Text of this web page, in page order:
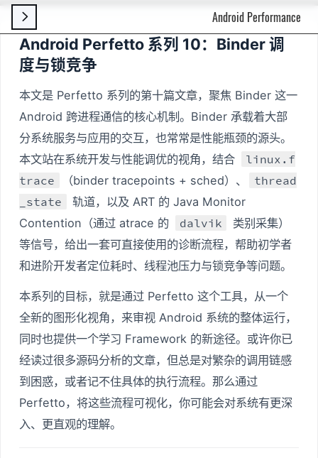
 Android Performance
Android Perfetto 系列 10：Binder 调
度与锁竞争
本文是 Perfetto 系列的第十篇文章，聚焦 Binder 这一
Android 跨进程通信的核心机制。Binder 承载着大部
分系统服务与应用的交互，也常常是性能瓶颈的源头。
本文站在系统开发与性能调优的视角，结合
linux.f
trace
（binder tracepoints + sched）、
thread
_state
轨道，以及 ART 的 Java Monitor
Contention（通过 atrace 的
dalvik
类别采集）
等信号，给出一套可直接使用的诊断流程，帮助初学者
和进阶开发者定位耗时、线程池压力与锁竞争等问题。
本系列的目标，就是通过 Perfetto 这个工具，从一个
全新的图形化视角，来审视 Android 系统的整体运行，
同时也提供一个学习 Framework 的新途径。或许你已
经读过很多源码分析的文章，但总是对繁杂的调用链感
到困惑，或者记不住具体的执行流程。那么通过
Perfetto，将这些流程可视化，你可能会对系统有更深
入、更直观的理解。